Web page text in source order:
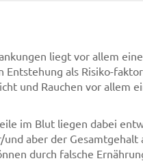
liegt vor allem
Entstehung als Risiko-
und Rauchen vor allem
im Blut liegen dabei
und aber der
durch falsche